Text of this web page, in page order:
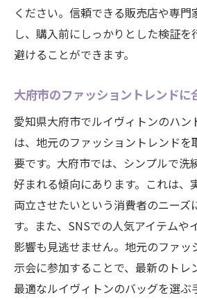
ください。信頼できる販売店や専門
し、購入前にしっかりとした検証を
避けることができます。
大府市のファッショントレンドに
愛知県大府市でルイヴィトンのハン
は、地元のファッショントレンドを
要です。大府市では、シンプルで洗
好まれる傾向にあります。これは、
両立させたいという消費者のニーズ
す。また、SNSでの人気アイテムや
影響も見逃せません。地元のファッ
示会に参加することで、最新のトレ
最適なルイヴィトンのバッグを選ぶ